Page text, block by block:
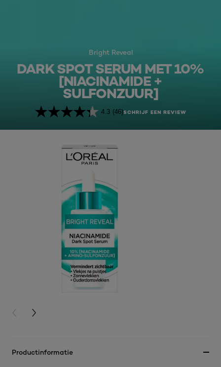
Bright Reveal
DARK SPOT SERUM MET 10%
[NIACINAMIDE​ +
SULFONZUUR]​
4.3 (46)SCHRIJF EEN REVIEW
PREVIOUS CARD
NEXT CARD
Productinformatie